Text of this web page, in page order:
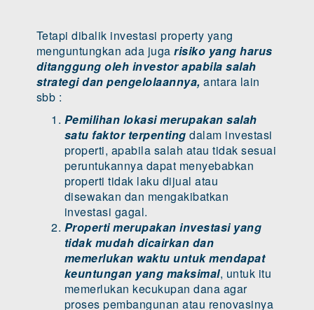
Tetapi dibalik investasi property yang
menguntungkan ada jugarisiko yang harus
ditanggung oleh investor apabila salah
strategi dan pengelolaannya, antara lain
sbb :
Pemilihan lokasi merupakan salah
satu faktor terpentingdalam investasi
properti, apabila salah atau tidak sesuai
peruntukannya dapat menyebabkan
properti tidak laku dijual atau
disewakan dan mengakibatkan
investasi gagal.
Properti merupakan investasi yang
tidak mudah dicairkan dan
memerlukan waktu untuk mendapat
keuntungan yang maksimal, untuk itu
memerlukan kecukupan dana agar
proses pembangunan atau renovasinya